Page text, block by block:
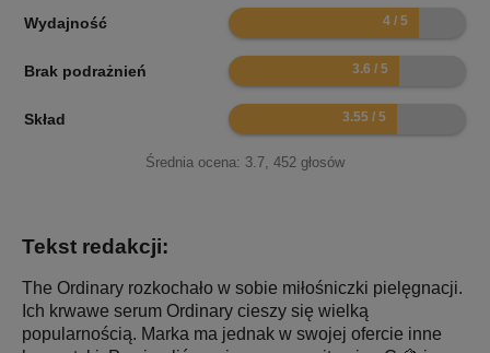
Wydajność 8
Brak podrażnień 7.2
Skład 7.1
Średnia ocena: 3.7 452 głosów
Tekst redakcji:
The Ordinary rozkochało w sobie miłośniczki pielęgnacji.
Ich krwawe serum Ordinary cieszy się wielką
popularnością. Marka ma jednak w swojej ofercie inne